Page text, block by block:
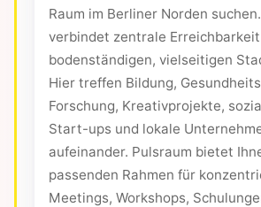
Raum im Berliner Norden
verbindet zentrale
bodenständigen, vielseitigen
Hier treffen Bildung,
Forschung, Kreativprojekte,
Start-ups und lokale
aufeinander. Pulsraum bietet
passenden Rahmen für
Meetings, Workshops,